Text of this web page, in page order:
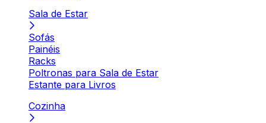
Sala de Estar
Sofás
Painéis
Racks
Poltronas para Sala de Estar
Estante para Livros
Cozinha